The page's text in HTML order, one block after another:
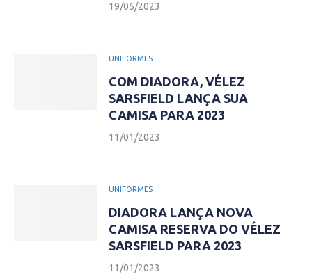
19/05/2023
UNIFORMES
COM DIADORA, VÉLEZ
SARSFIELD LANÇA SUA
CAMISA PARA 2023
11/01/2023
UNIFORMES
DIADORA LANÇA NOVA
CAMISA RESERVA DO VÉLEZ
SARSFIELD PARA 2023
11/01/2023